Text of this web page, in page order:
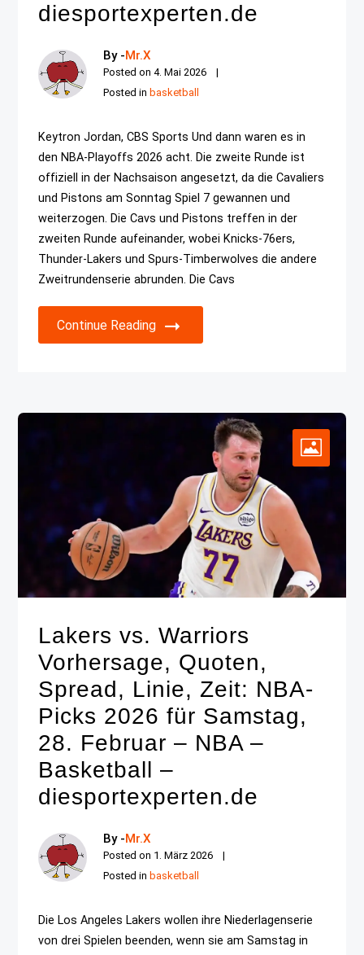
diesportexperten.de
By -Mr.X
Posted on4. Mai 2026
Posted in basketball
Keytron Jordan, CBS Sports Und dann waren es in
den NBA-Playoffs 2026 acht. Die zweite Runde ist
offiziell in der Nachsaison angesetzt, da die Cavaliers
und Pistons am Sonntag Spiel 7 gewannen und
weiterzogen. Die Cavs und Pistons treffen in der
zweiten Runde aufeinander, wobei Knicks-76ers,
Thunder-Lakers und Spurs-Timberwolves die andere
Zweitrundenserie abrunden. Die Cavs
Continue Reading
Lakers vs. Warriors
Vorhersage, Quoten,
Spread, Linie, Zeit: NBA-
Picks 2026 für Samstag,
28. Februar – NBA –
Basketball –
diesportexperten.de
By -Mr.X
Posted on 1. März 2026
Posted in basketball
Die Los Angeles Lakers wollen ihre Niederlagenserie
von drei Spielen beenden, wenn sie am Samstag in